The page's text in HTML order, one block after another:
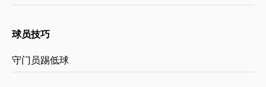
球员技巧
守门员踢低球